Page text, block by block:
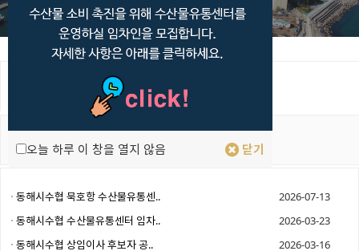
오늘 하루 이 창을 열지 않음 닫기
공지사항
동해시수협 묵호항 수산물유통센..
2026-07-13
동해시수협 수산물유통센터 임차..
2026-03-23
동해시수협 상임이사 후보자 공..
2026-03-16